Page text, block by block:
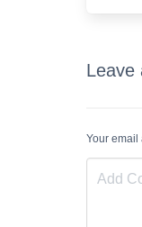
Leave
Your email